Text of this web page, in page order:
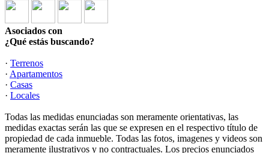
Asociados con
¿Qué estás buscando?
· Terrenos
· Apartamentos
· Casas
· Locales
Todas las medidas enunciadas son meramente orientativas, las
medidas exactas serán las que se expresen en el respectivo título de
propiedad de cada inmueble. Todas las fotos, imagenes y videos son
meramente ilustrativos y no contractuales. Los precios enunciados